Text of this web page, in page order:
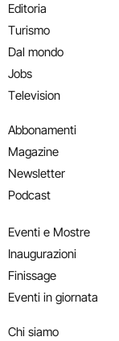
Editoria
Turismo
Dal mondo
Jobs
Television
Abbonamenti
Magazine
Newsletter
Podcast
Eventi e Mostre
Inaugurazioni
Finissage
Eventi in giornata
Chi siamo